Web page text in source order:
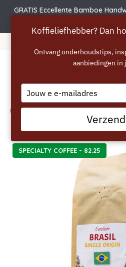
GRATIS Eccellente Bamboe
Home ECCELLENTE Brasil Koffiebonen
SPECIALTY COFFEE - 82.25
Koffieliefhebber? Dan
Ontvang onderhoudstips,
aanbiedingen in
Type
your
email